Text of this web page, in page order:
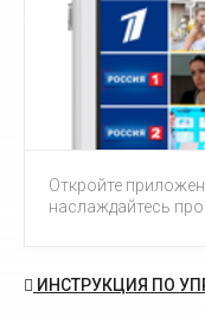
Откройте
наслаждайтесь
ИНСТРУКЦИЯ ПО